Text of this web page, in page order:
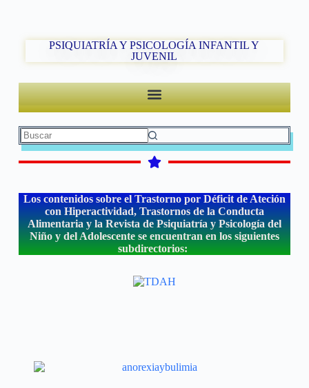
PSIQUIATRÍA Y PSICOLOGÍA INFANTIL Y
JUVENIL
Los contenidos sobre el Trastorno por Déficit de Ateción
con Hiperactividad, Trastornos de la Conducta
Alimentaria y la Revista de Psiquiatría y Psicología del
Niño y del Adolescente se encuentran en los siguientes
subdirectorios: